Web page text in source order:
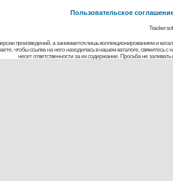
Пользовательское
Tracker
произведений, а занимается лишь коллекционированием и
чтобы ссылка на него находилась в нашем каталоге,
несет ответственности за их содержание. Просьба не